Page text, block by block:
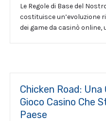
Le Regole di Base del
costituisce un’evoluzione
dei game da casinò online,
Chicken Road:
Gioco Casino Che
Paese